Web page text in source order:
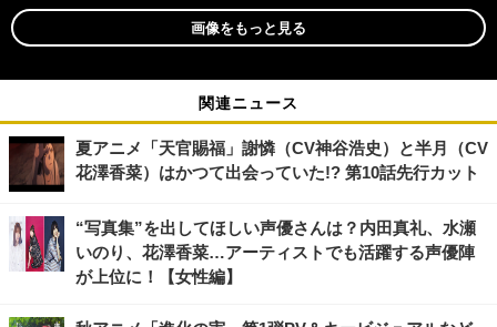
画像をもっと見る
関連ニュース
夏アニメ「天官賜福」謝憐（CV神谷浩史）と半月（CV
花澤香菜）はかつて出会っていた!? 第10話先行カット
“写真集”を出してほしい声優さんは？内田真礼、水瀬
いのり、花澤香菜…アーティストでも活躍する声優陣
が上位に！【女性編】